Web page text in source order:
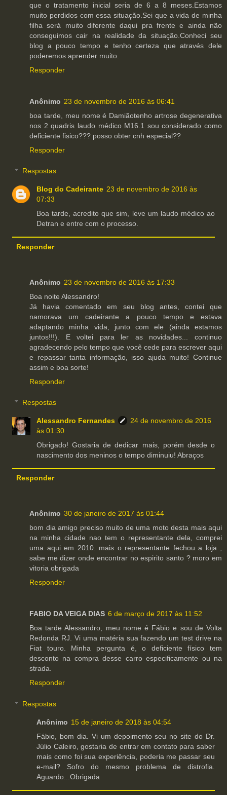
que o tratamento inicial seria de 6 a 8 meses.Estamos
muito perdidos com essa situação.Sei que a vida de minha
filha será muito diferente daqui pra frente e ainda não
conseguimos cair na realidade da situação.Conheci seu
blog a pouco tempo e tenho certeza que através dele
poderemos aprender muito.
Responder
Anônimo 23 de novembro de 2016 às 06:41
boa tarde, meu nome é Damiãotenho artrose degenerativa
nos 2 quadris laudo médico M16.1 sou considerado como
deficiente fisico??? posso obter cnh especial??
Responder
Respostas
Blog do Cadeirante 23 de novembro de 2016 às
07:33
Boa tarde, acredito que sim, leve um laudo médico ao
Detran e entre com o processo.
Responder
Anônimo 23 de novembro de 2016 às 17:33
Boa noite Alessandro!
Já havia comentado em seu blog antes, contei que
namorava um cadeirante a pouco tempo e estava
adaptando minha vida, junto com ele (ainda estamos
juntos!!!). E voltei para ler as novidades... continuo
agradecendo pelo tempo que você cede para escrever aqui
e repassar tanta informação, isso ajuda muito! Continue
assim e boa sorte!
Responder
Respostas
Alessandro Fernandes
24 de novembro de 2016
às 01:30
Obrigado! Gostaria de dedicar mais, porém desde o
nascimento dos meninos o tempo diminuiu! Abraços
Responder
Anônimo 30 de janeiro de 2017 às 01:44
bom dia amigo preciso muito de uma moto desta mais aqui
na minha cidade nao tem o representante dela, comprei
uma aqui em 2010. mais o representante fechou a loja ,
sabe me dizer onde encontrar no espirito santo ? moro em
vitoria obrigada
Responder
FABIO DA VEIGA DIAS 6 de março de 2017 às 11:52
Boa tarde Alessandro, meu nome é Fábio e sou de Volta
Redonda RJ. Vi uma matéria sua fazendo um test drive na
Fiat touro. Minha pergunta é, o deficiente físico tem
desconto na compra desse carro especificamente ou na
strada.
Responder
Respostas
Anônimo 15 de janeiro de 2018 às 04:54
Fábio, bom dia. Vi um depoimento seu no site do Dr.
Júlio Caleiro, gostaria de entrar em contato para saber
mais como foi sua experiência, poderia me passar seu
e-mail? Sofro do mesmo problema de distrofia.
Aguardo...Obrigada